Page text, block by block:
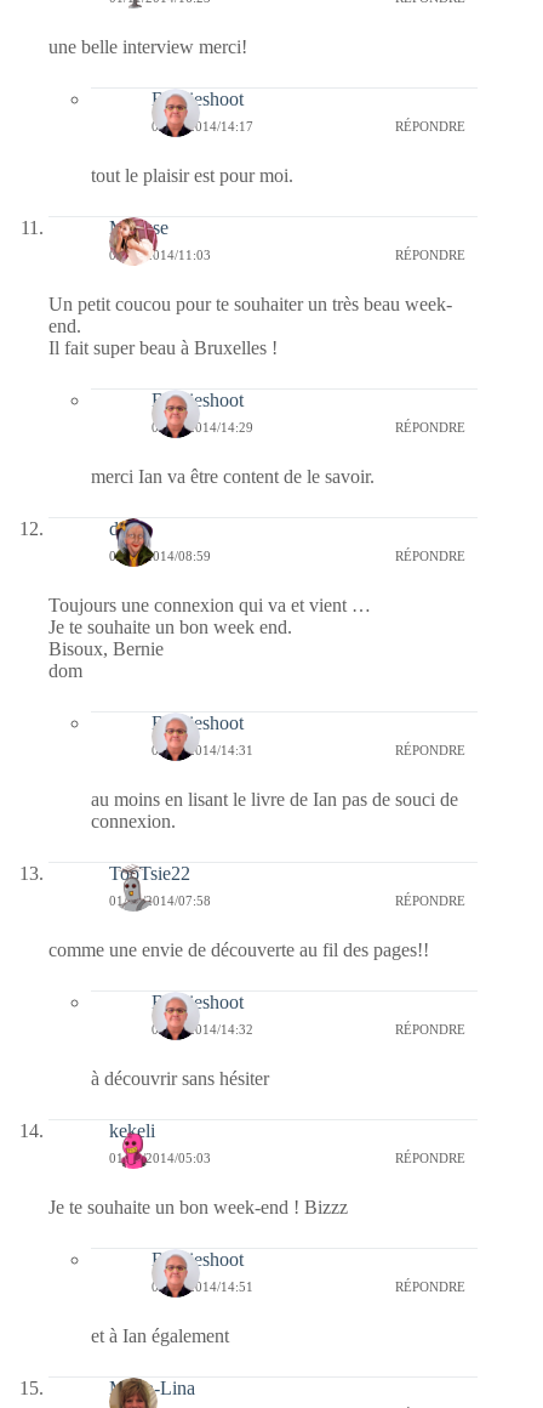
une belle interview merci!
Bernieshoot
02/11/2014/14:17 RÉPONDRE
tout le plaisir est pour moi.
Mousse
01/11/2014/11:03 RÉPONDRE
Un petit coucou pour te souhaiter un très beau week-
end.
Il fait super beau à Bruxelles !
Bernieshoot
02/11/2014/14:29 RÉPONDRE
merci Ian va être content de le savoir.
dom
01/11/2014/08:59 RÉPONDRE
Toujours une connexion qui va et vient …
Je te souhaite un bon week end.
Bisoux, Bernie
dom
Bernieshoot
02/11/2014/14:31 RÉPONDRE
au moins en lisant le livre de Ian pas de souci de
connexion.
TooTsie22
01/11/2014/07:58 RÉPONDRE
comme une envie de découverte au fil des pages!!
Bernieshoot
02/11/2014/14:32 RÉPONDRE
à découvrir sans hésiter
kekeli
01/11/2014/05:03 RÉPONDRE
Je te souhaite un bon week-end ! Bizzz
Bernieshoot
02/11/2014/14:51 RÉPONDRE
et à Ian également
Maria-Lina